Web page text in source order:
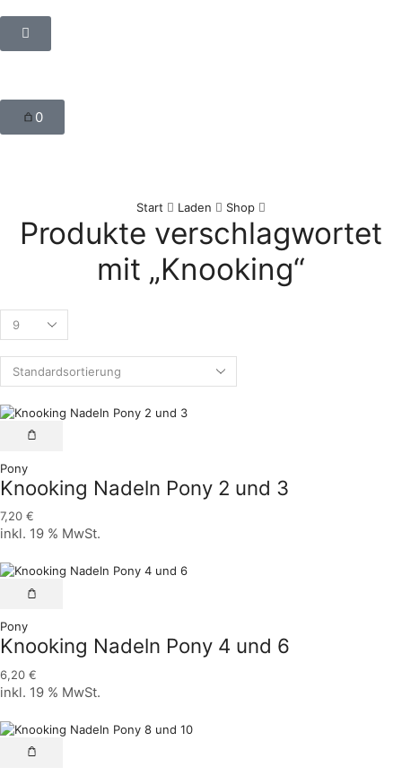
0
Start Laden Shop
Produkte verschlagwortet
mit „Knooking“
Pony
Knooking Nadeln Pony 2 und 3
7,20 €
inkl. 19 % MwSt.
Pony
Knooking Nadeln Pony 4 und 6
6,20 €
inkl. 19 % MwSt.